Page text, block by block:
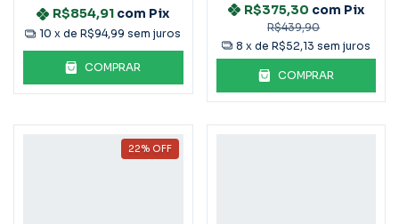
R$854,91 com Pix
10 x deR$94,99 sem juros
COMPRAR
R$439,90
R$375,30 com Pix
8 x de R$52,13 sem juros
COMPRAR
22% OFF